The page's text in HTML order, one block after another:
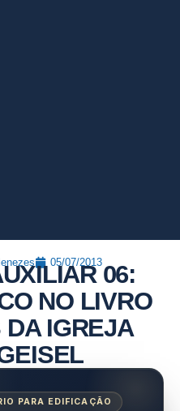
05/07/201306:
NO LIVRO
DA IGREJA
PARA EDIFICAÇÃO